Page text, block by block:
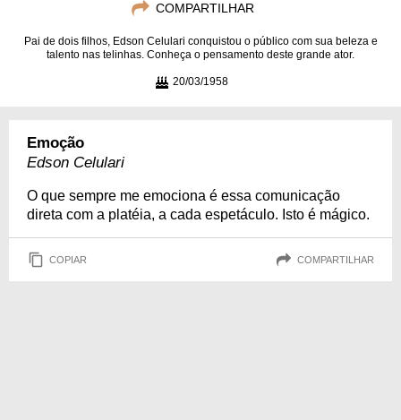
COMPARTILHAR
Pai de dois filhos, Edson Celulari conquistou o público com sua beleza e
talento nas telinhas. Conheça o pensamento deste grande ator.
20/03/1958
Emoção
Edson Celulari
O que sempre me emociona é essa comunicação
direta com a platéia, a cada espetáculo. Isto é mágico.
COPIAR COMPARTILHAR